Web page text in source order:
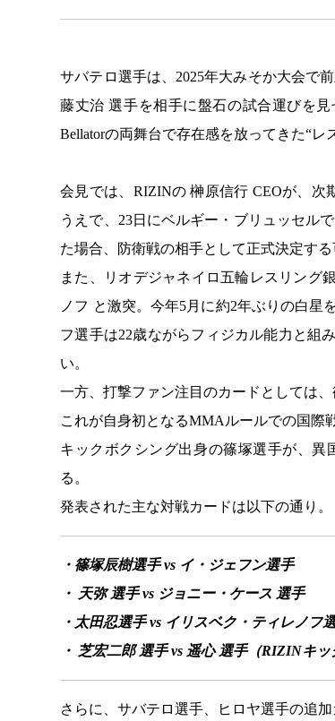
サバテロ選手は、2025年大みそか大会で
藤丈治 選手を相手に盤石の試合運びを
Bellatorの両舞台で存在感を放ってきた“レ
会見では、RIZINの 榊原信行 CEOが、次
うえで、23日にベルギー・ブリュッセル
た場合、防衛戦の相手として正式決定する
また、リオデジャネイロ五輪レスリング
ノフ と激突。今年5月に約2年ぶりの白星
フ選手は22歳ながらフィジカル能力と組
い。
一方、打撃ファン注目のカードとしては
これが自身初となるMMAルールでの国際
キックボクシング出身の篠塚選手が、
る。
発表された主な対戦カードは以下の通り。
・篠塚辰樹選手 vs イ・ジェフン選手
・ 天弥 選手 vs ジョニー・ケース 選手
・太田忍選手 vs イリスベク・ティレノフ
・ 芝宏二郎 選手 vs 遥心 選手（RIZINキッ
さらに、サバテロ選手、ヒロヤ選手の追